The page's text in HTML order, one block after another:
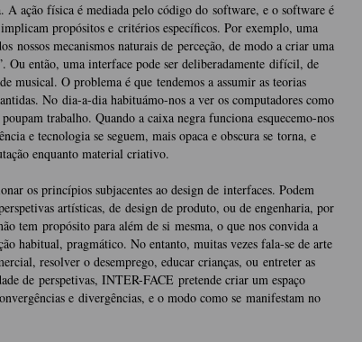
A ação física é mediada pelo código do software, e o software é
propósitos e critérios específicos. Por exemplo, uma
nossos mecanismos naturais de perceção, de modo a criar uma
Ou então, uma interface pode ser deliberadamente difícil, de
musical. O problema é que tendemos a assumir as teorias
No dia-a-dia habituámo-nos a ver os computadores como
trabalho. Quando a caixa negra funciona esquecemo-nos
e tecnologia se seguem, mais opaca e obscura se torna, e
enquanto material criativo.
os princípios subjacentes ao design de interfaces. Podem
artísticas, de design de produto, ou de engenharia, por
tem propósito para além de si mesma, o que nos convida a
habitual, pragmático. No entanto, muitas vezes fala-se de arte
resolver o desemprego, educar crianças, ou entreter as
de perspetivas, INTER-FACE pretende criar um espaço
e divergências, e o modo como se manifestam no